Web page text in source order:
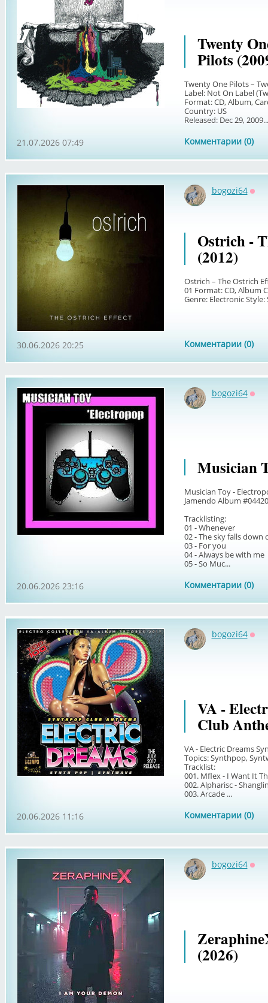
Twenty
Pilots
Twenty One Pilots –
Label: Not On Label
Format: CD, Album,
Country: US
Released: Dec 29, 2009...
Комментарии (0)
21.07.2026 07:49
bogozi64
Ostrich -
(2012)
Ostrich – The Ostrich
01 Format: CD, Album
Genre: Electronic
Комментарии (0)
30.06.2026 20:25
bogozi64
Musician
Musician Toy -
Jamendo Album
Tracklisting:
01 - Whenever
02 - The sky falls down
03 - For you
04 - Always be with me
05 - So Muc...
Комментарии (0)
20.06.2026 23:16
bogozi64
VA -
Club
VA - Electric Dreams
Topics: Synthpop,
Tracklist:
001. Mflex - I Want It
002. Alpharisc -
003. Arcade ...
Комментарии (0)
20.06.2026 11:16
bogozi64
(2026)